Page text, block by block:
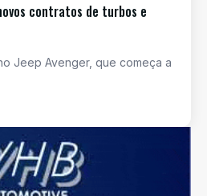
contratos de turbos e
Jeep Avenger, que começa a